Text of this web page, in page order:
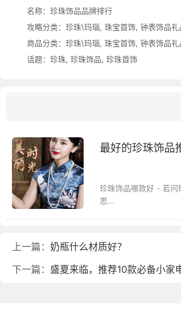
名称： 珍珠饰品品牌排行
攻略分类： 珍珠\玛瑙, 珠宝首饰, 钟表饰品礼
商品分类： 珍珠\玛瑙, 珠宝首饰, 钟表饰品礼
话题： 珍珠, 珍珠饰品, 珍珠首饰
最好的珍珠饰品
珍珠饰品哪款好 - 若问
思...
上一篇： 奶瓶什么材质好？
下一篇： 盛夏来临，推荐10款必备小家